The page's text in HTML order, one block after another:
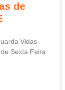
de
Vidas
Sexta Feira